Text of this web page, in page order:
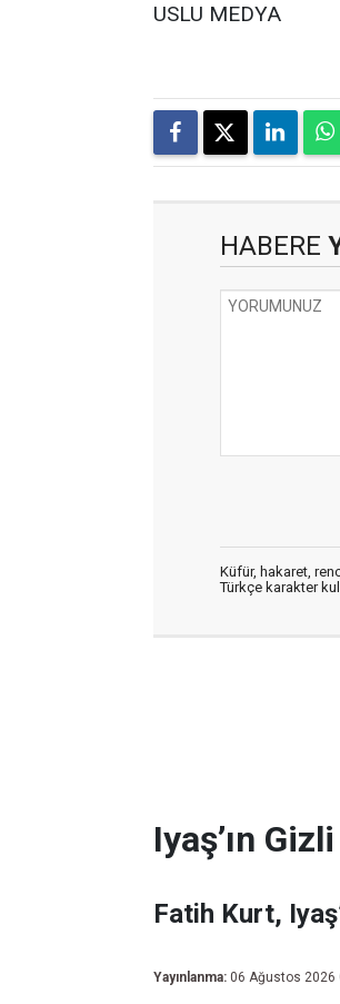
USLU MEDYA
HABERE
Küfür, hakaret,
Türkçe karakter
Iyaş’ın
Fatih Kurt,
Yayınlanma: 06 Ağustos 2026